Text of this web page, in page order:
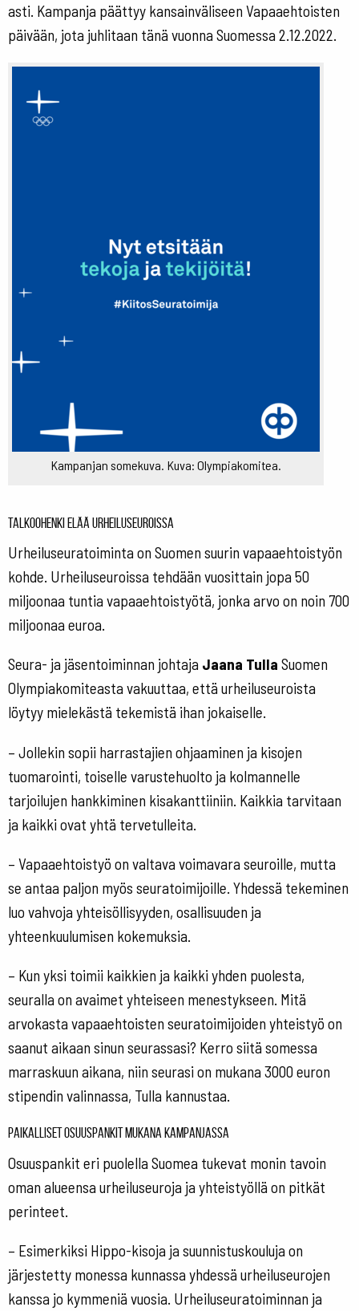
asti. Kampanja päättyy kansainväliseen Vapaaehtoisten
päivään, jota juhlitaan tänä vuonna Suomessa 2.12.2022.
Kampanjan somekuva. Kuva: Olympiakomitea.
Talkoohenki elää urheiluseuroissa
Urheiluseuratoiminta on Suomen suurin vapaaehtoistyön
kohde. Urheiluseuroissa tehdään vuosittain jopa 50
miljoonaa tuntia vapaaehtoistyötä, jonka arvo on noin 700
miljoonaa euroa.
Seura- ja jäsentoiminnan johtaja Jaana Tulla Suomen
Olympiakomiteasta vakuuttaa, että urheiluseuroista
löytyy mielekästä tekemistä ihan jokaiselle.
– Jollekin sopii harrastajien ohjaaminen ja kisojen
tuomarointi, toiselle varustehuolto ja kolmannelle
tarjoilujen hankkiminen kisakanttiiniin. Kaikkia tarvitaan
ja kaikki ovat yhtä tervetulleita.
– Vapaaehtoistyö on valtava voimavara seuroille, mutta
se antaa paljon myös seuratoimijoille. Yhdessä tekeminen
luo vahvoja yhteisöllisyyden, osallisuuden ja
yhteenkuulumisen kokemuksia.
– Kun yksi toimii kaikkien ja kaikki yhden puolesta,
seuralla on avaimet yhteiseen menestykseen. Mitä
arvokasta vapaaehtoisten seuratoimijoiden yhteistyö on
saanut aikaan sinun seurassasi? Kerro siitä somessa
marraskuun aikana, niin seurasi on mukana 3000 euron
stipendin valinnassa, Tulla kannustaa.
Paikalliset osuuspankit mukana kampanjassa
Osuuspankit eri puolella Suomea tukevat monin tavoin
oman alueensa urheiluseuroja ja yhteistyöllä on pitkät
perinteet.
– Esimerkiksi Hippo-kisoja ja suunnistuskouluja on
järjestetty monessa kunnassa yhdessä urheiluseurojen
kanssa jo kymmeniä vuosia. Urheiluseuratoiminnan ja